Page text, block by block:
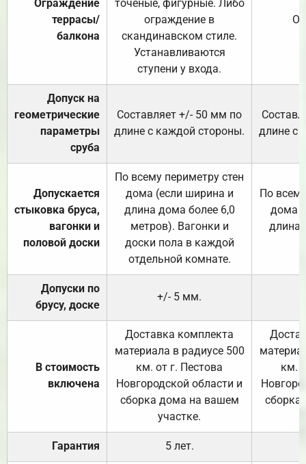
Ограждение
террасы/
балкона
точеные, фигурные. Либо
ограждение в
скандинавском стиле.
Устанавливаются
ступени у входа.
Допуск на
геометрические
параметры
сруба
Составляет +/- 50 мм по
длине с каждой стороны.
длине с
Допускается
стыковка бруса,
вагонки и
половой доски
По всему периметру стен
дома (если ширина и
длина дома более 6,0
метров). Вагонки и
доски пола в каждой
отдельной комнате.
По
дома
длина
Допуски по
брусу, доске
+/- 5 мм.
В стоимость
включена
Доставка комплекта
материала в радиусе 500
км. от г. Пестова
Новгородской области и
сборка дома на вашем
участке.
км.
Гарантия 5 лет.